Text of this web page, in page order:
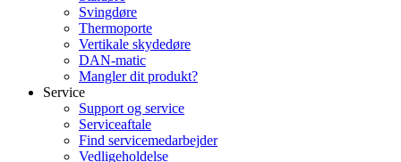
Svingdøre
Thermoporte
Vertikale skydedøre
DAN-matic
Mangler dit produkt?
Service
Support og service
Serviceaftale
Find servicemedarbejder
Vedligeholdelse